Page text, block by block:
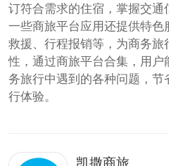
订符合需求的住宿，掌握交通
一些商旅平台应用还提供特色
救援、行程报销等，为商务旅
性，通过商旅平台合集，用
务旅行中遇到的各种问题，节
行体验。
凯撒商旅